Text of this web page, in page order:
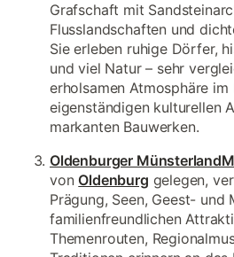
Grafschaft mit
Flusslandschaften und
Sie erleben ruhige Dörfer,
und viel Natur – sehr
erholsamen Atmosphäre
eigenständigen kulturellen
markanten Bauwerken.
Oldenburger Münsterland
von Oldenburg gelegen,
Prägung, Seen, Geest-
familienfreundlichen
Themenrouten,